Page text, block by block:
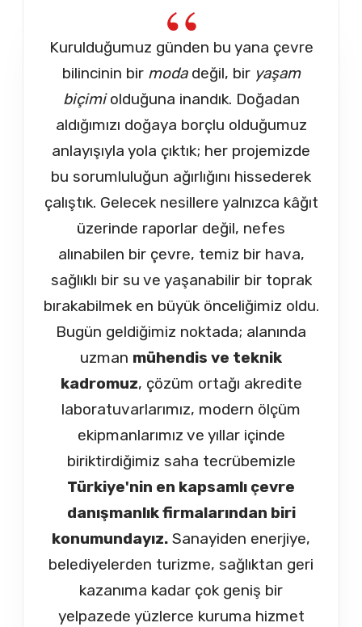
Kurulduğumuz günden bu yana çevre
bilincinin bir modadeğil, bir yaşam
biçimiolduğuna inandık. Doğadan
aldığımızı doğaya borçlu olduğumuz
anlayışıyla yola çıktık; her projemizde
bu sorumluluğun ağırlığını hissederek
çalıştık. Gelecek nesillere yalnızca kâğıt
üzerinde raporlar değil, nefes
alınabilen bir çevre, temiz bir hava,
sağlıklı bir su ve yaşanabilir bir toprak
bırakabilmek en büyük önceliğimiz oldu.
Bugün geldiğimiz noktada; alanında
uzman mühendis ve teknik
kadromuz, çözüm ortağı akredite
laboratuvarlarımız, modern ölçüm
ekipmanlarımız ve yıllar içinde
biriktirdiğimiz saha tecrübemizle
Türkiye'nin en kapsamlı çevre
danışmanlık firmalarından biri
konumundayız. Sanayiden enerjiye,
belediyelerden turizme, sağlıktan geri
kazanıma kadar çok geniş bir
yelpazede yüzlerce kuruma hizmet